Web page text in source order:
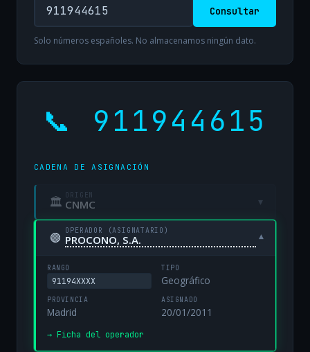
Consultar
Solo números españoles. No almacenamos ningún dato.
📞 911944615
CADENA DE ASIGNACIÓN
🏛 ORIGEN
CNMC ▾
🟢 OPERADOR (ASIGNATARIO)
PROCONO, S.A. ▾
RANGO
91194XXXX
TIPO
Geográfico
PROVINCIA
Madrid
ASIGNADO
20/01/2011
→ Ficha del operador